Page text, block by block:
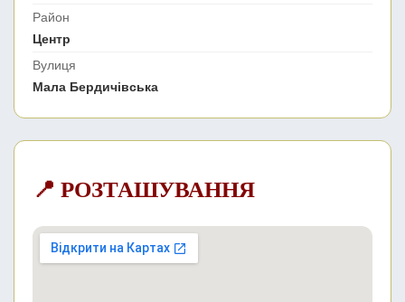
Район
Центр
Вулиця
Мала Бердичівська
📍 РОЗТАШУВАННЯ